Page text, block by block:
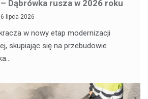
Dąbrówka rusza w 2026 roku
6 lipca 2026
w nowy etap modernizacji
skupiając się na przebudowie